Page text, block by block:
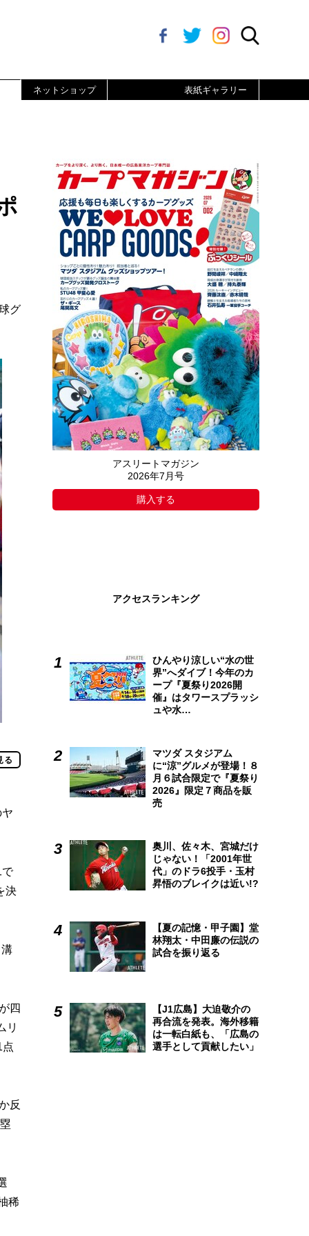
ネットショップ 表紙ギャラリー
グ
る
決
四
リ
点
反
稀
アスリートマガジン
2026年7月号
購入する
アクセスランキング
ひんやり涼しい“水の世
界”へダイブ！今年のカ
ープ『夏祭り2026開
催』はタワースプラッシ
ュや水…
マツダ スタジアム
に“涼”グルメが登場！８
月６試合限定で『夏祭り
2026』限定７商品を販
売
奥川、佐々木、宮城だけ
じゃない！「2001年世
代」のドラ6投手・玉村
昇悟のブレイクは近い!?
【夏の記憶・甲子園】堂
林翔太・中田廉の伝説の
試合を振り返る
【J1広島】大迫敬介の
再合流を発表。海外移籍
は一転白紙も、「広島の
選手として貢献したい」